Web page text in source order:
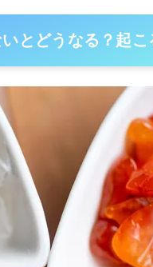
とどうなる？起こ